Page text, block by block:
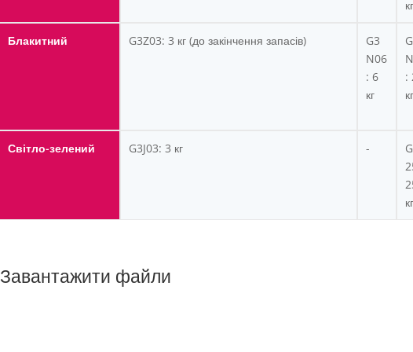
Блакитний
Світло-зелений
G3Z03: 3 кг (до закінчення запасів)
G3J03: 3 кг
G3
N06
: 6
кг
-
кг
:
кг
кг
Завантажити файли